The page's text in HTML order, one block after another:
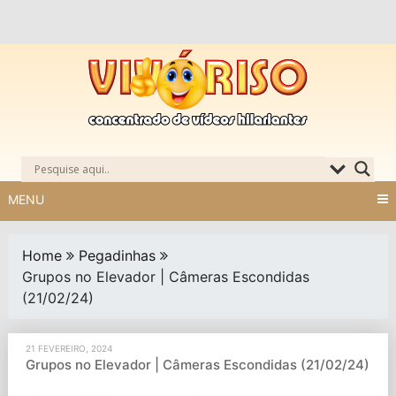
MENU
Home
Pegadinhas
Grupos no Elevador | Câmeras Escondidas
(21/02/24)
21 FEVEREIRO, 2024
Grupos no Elevador | Câmeras Escondidas (21/02/24)